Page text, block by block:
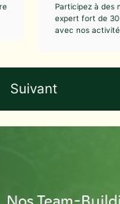
Participez à des
expert fort de
avec nos
Suivant